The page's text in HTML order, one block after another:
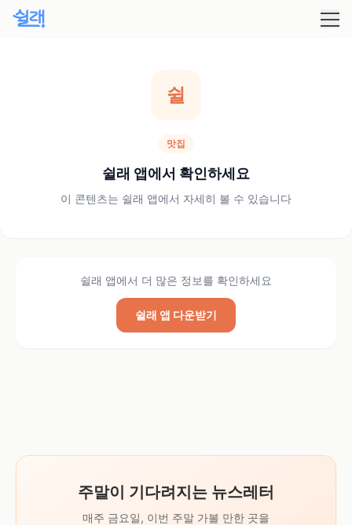
쉴
맛집
쉴래 앱에서 확인하세요
이 콘텐츠는 쉴래 앱에서 자세히 볼 수 있습니다
쉴래 앱에서 더 많은 정보를 확인하세요
쉴래 앱 다운받기
주말이 기다려지는 뉴스레터
매주 금요일, 이번 주말 가볼 만한 곳을